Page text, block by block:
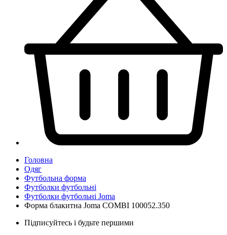
Головна
Одяг
Футбольна форма
Футболки футбольні
Футболки футбольні Joma
Форма блакитна Joma COMBI 100052.350
Підписуйтесь і будьте першими